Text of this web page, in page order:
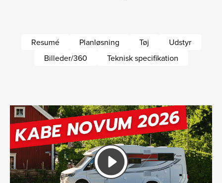
Resumé Planløsning Tøj
Udstyr
Billeder/360
Teknisk specifikation